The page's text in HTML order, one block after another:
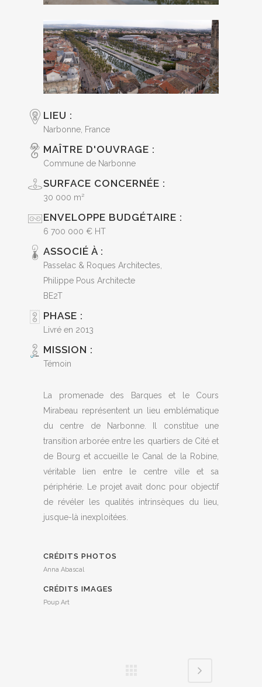
LIEU :
Narbonne, France
MAÎTRE D'OUVRAGE :
Commune de Narbonne
SURFACE CONCERNÉE :
30 000 m²
ENVELOPPE BUDGÉTAIRE :
6 700 000 € HT
ASSOCIÉ À :
Passelac & Roques Architectes,
Philippe Pous Architecte
BE2T
PHASE :
Livré en 2013
MISSION :
Témoin
La promenade des Barques et le Cours
Mirabeau représentent un lieu emblématique
du centre de Narbonne. Il constitue une
transition arborée entre les quartiers de Cité et
de Bourg et accueille le Canal de la Robine,
véritable lien entre le centre ville et sa
périphérie. Le projet avait donc pour objectif
de révéler les qualités intrinsèques du lieu,
jusque-là inexploitées.
CRÉDITS PHOTOS
Anna Abascal
CRÉDITS IMAGES
Poup Art